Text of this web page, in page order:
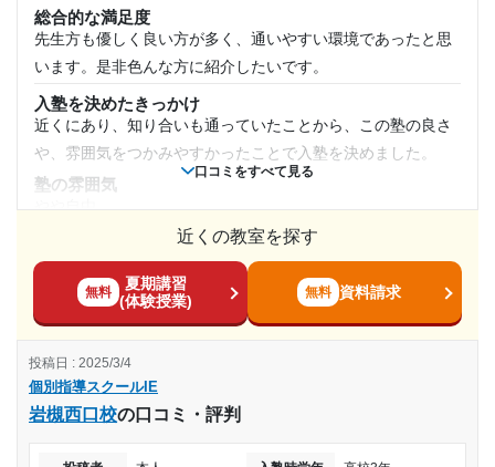
月額料金
10,001円〜20,000円
目的の達成度
未達成
やる気スイッチは押されなかった。成績が格段に上がる
事はなかった。果たして意味があったのかと疑問だっ
た。
志望校と合格状況
第一志望校： 合格
るという印象です。
塾内の環境
自習室はしっかりと完備されていたので、席が埋まっていて
塾周辺の環境
周りには中学生や高校生も通っていました。定期テスト勉強
などをしてる人が多く、図書館のような静かめな環境でし
授業以外のサポート
(相談・面談、家庭学習のサポート、授業以外のコミュニケーション等)
面談は成績が出たときだけなど少なかったと思います。家庭
学習としては宿題を出してもらっていましたが、それに対し
て復習する機会がなかったので定着していたかどうかは危う
利用詳細
通塾期間
口コミをすべて見る
総合的な満足度
先生方も優しく良い方が多く、通いやすい環境であったと思
います。是非色んな方に紹介したいです。
入塾を決めたきっかけ
近くにあり、知り合いも通っていたことから、この塾の良さ
や、雰囲気をつかみやすかったことで入塾を決めました。
塾の雰囲気
目的に会った学び方が出来たため、文句ないです。色んな学
び方ができるため予算に合わせれると思いました。
コース・カリキュラム
的に合わせた通い方が出来ました。
講師の教え方
とても優しく、一人一人に寄り添ってくださる先生方ばかり
近くの教室を探す
無料
夏期講習
(体験授業)
無料 資料請求
個別指導スクールIE
岩槻西口校の口コミ・評判
投稿日 : 2025/3/4